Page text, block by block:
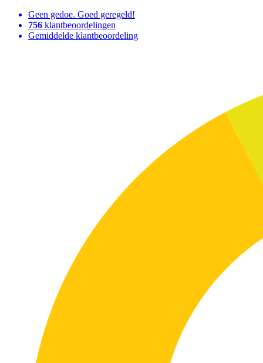
Geen gedoe. Goed geregeld!
756 klantbeoordelingen
Gemiddelde klantbeoordeling